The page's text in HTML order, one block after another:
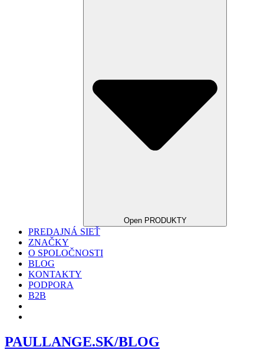
Open PRODUKTY
PREDAJNÁ SIEŤ
ZNAČKY
O SPOLOČNOSTI
BLOG
KONTAKTY
PODPORA
B2B
PAULLANGE.SK/BLOG